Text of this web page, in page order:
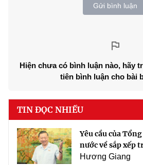
Gửi bình luận
Hiện chưa có bình luận nào, hãy
tiên bình luận cho bài
TIN ĐỌC NHIỀU
Yêu cầu của
nước về sắp xếp
Hương Giang